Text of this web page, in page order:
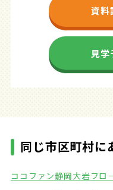
資料
見
同じ市区町村に
ココファン静岡大岩フロ